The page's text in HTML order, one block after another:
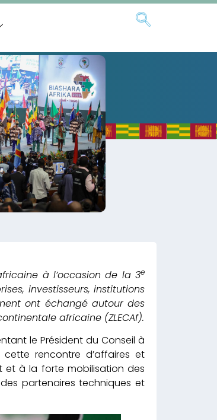
à l’occasion de la 3e
investisseurs, institutions
ont échangé autour des
africaine (ZLECAf).
le Président du Conseil à
rencontre d’affaires et
et à la forte mobilisation des
partenaires techniques et